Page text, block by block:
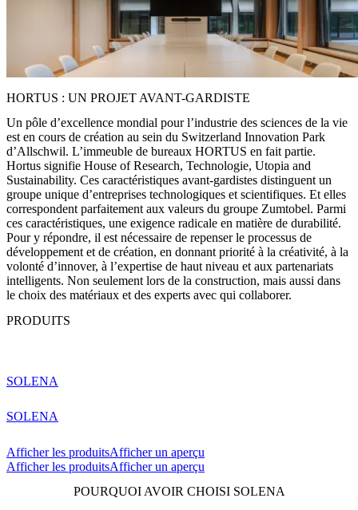
HORTUS : UN PROJET AVANT-GARDISTE
Un pôle d’excellence mondial pour l’industrie des sciences de la vie
est en cours de création au sein du Switzerland Innovation Park
d’Allschwil. L’immeuble de bureaux HORTUS en fait partie.
Hortus signifie House of Research, Technologie, Utopia and
Sustainability. Ces caractéristiques avant-gardistes distinguent un
groupe unique d’entreprises technologiques et scientifiques. Et elles
correspondent parfaitement aux valeurs du groupe Zumtobel. Parmi
ces caractéristiques, une exigence radicale en matière de durabilité.
Pour y répondre, il est nécessaire de repenser le processus de
développement et de création, en donnant priorité à la créativité, à la
volonté d’innover, à l’expertise de haut niveau et aux partenariats
intelligents. Non seulement lors de la construction, mais aussi dans
le choix des matériaux et des experts avec qui collaborer.
PRODUITS
SOLENA
SOLENA
Afficher les produitsAfficher un aperçu
Afficher les produitsAfficher un aperçu
POURQUOI AVOIR CHOISI SOLENA